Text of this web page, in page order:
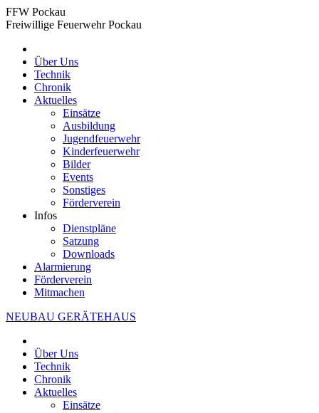
Zum
Inhalt
FFW Pockau
Freiwillige Feuerwehr Pockau
Über Uns
Technik
Chronik
Aktuelles
Einsätze
Ausbildung
Jugendfeuerwehr
Kinderfeuerwehr
Bilder
Events
Sonstiges
Förderverein
Infos
Dienstpläne
Satzung
Downloads
Alarmierung
Förderverein
Mitmachen
NEUBAU GERÄTEHAUS
Über Uns
Technik
Chronik
Aktuelles
Einsätze